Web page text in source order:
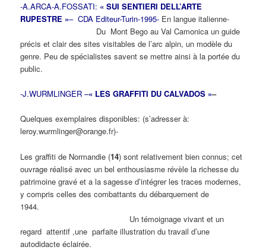
-A.ARCA-A.FOSSATI: « SUI SENTIERI DELL’ARTE
RUPESTRE »– CDA Editeur-Turin-1995- En langue italienne-
Du Mont Bego au Val Camonica un guide
précis et clair des sites visitables de l’arc alpin, un modèle du
genre. Peu de spécialistes savent se mettre ainsi à la portée du
public.
-J.WURMLINGER –« LES GRAFFITI DU CALVADOS »–
Quelques exemplaires disponibles: (s’adresser à:
leroy.wurmlinger@orange.fr)-
Les graffiti de Normandie (14) sont relativement bien connus; cet
ouvrage réalisé avec un bel enthousiasme révèle la richesse du
patrimoine gravé et a la sagesse d’intégrer les traces modernes,
y compris celles des combattants du débarquement de
1944.
Un témoignage vivant et un
regard attentif ,une parfaite illustration du travail d’une
autodidacte éclairée.